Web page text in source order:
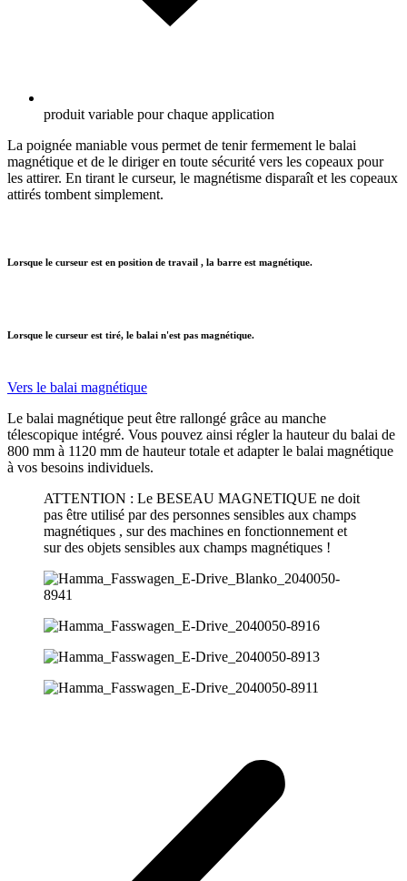
produit variable pour chaque application
La poignée maniable vous permet de tenir fermement le balai
magnétique et de le diriger en toute sécurité vers les copeaux pour
les attirer. En tirant le curseur, le magnétisme disparaît et les copeaux
attirés tombent simplement.
Lorsque le curseur est en position de travail , la barre est magnétique.
Lorsque le curseur est tiré, le balai n'est pas magnétique.
Vers le balai magnétique
Le balai magnétique peut être rallongé grâce au manche
télescopique intégré. Vous pouvez ainsi régler la hauteur du balai de
800 mm à 1120 mm de hauteur totale et adapter le balai magnétique
à vos besoins individuels.
ATTENTION : Le BESEAU MAGNETIQUE ne doit
pas être utilisé par des personnes sensibles aux champs
magnétiques , sur des machines en fonctionnement et
sur des objets sensibles aux champs magnétiques !